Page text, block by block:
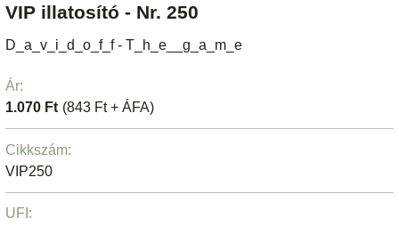
VIP illatosító - Nr. 250
D_a_v_i_d_o_f_f - T_h_e__g_a_m_e
Ár:
1.070 Ft (843 Ft + ÁFA)
Cikkszám:
VIP250
UFI: